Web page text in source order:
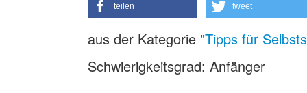
teilen tweet
aus der Kategorie "Tipps für
Schwierigkeitsgrad: Anfänger